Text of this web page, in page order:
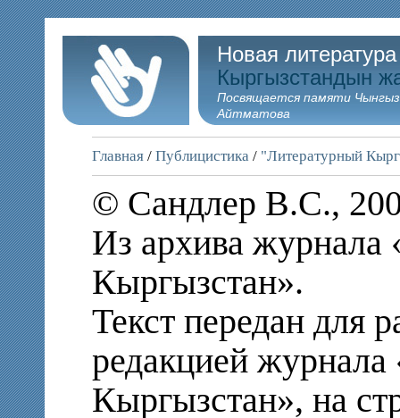
Новая
Кыргызстандын
Посвящается памяти
Айтматова
Главная / Публицистика / "Литературный
© Сандлер В.С.,
Из архива журнала
Кыргызстан».
Текст передан для
редакцией
Кыргызстан», на